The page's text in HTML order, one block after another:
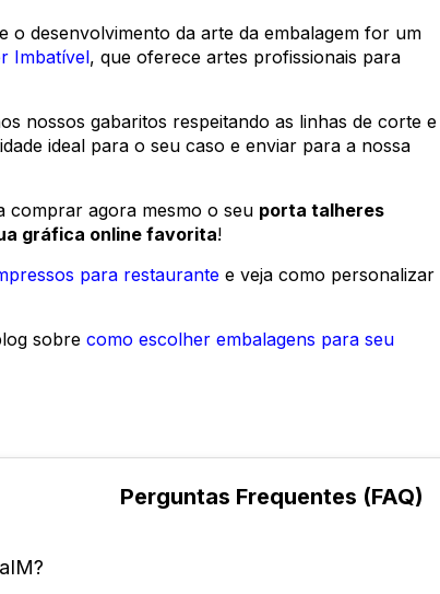
o desenvolvimento da arte da embalagem for um
Imbatível, que oferece artes profissionais para
nossos gabaritos respeitando as linhas de corte e
ideal para o seu caso e enviar para a nossa
comprar agora mesmo o seu porta talheres
gráfica online favorita!
para restaurante e veja como personalizar
sobre como escolher embalagens para seu
Perguntas Frequentes (FAQ)